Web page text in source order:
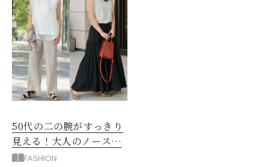
50代の二の腕がすっきり
見える！大人のノースリ
ーブコーデ5選
FASHION